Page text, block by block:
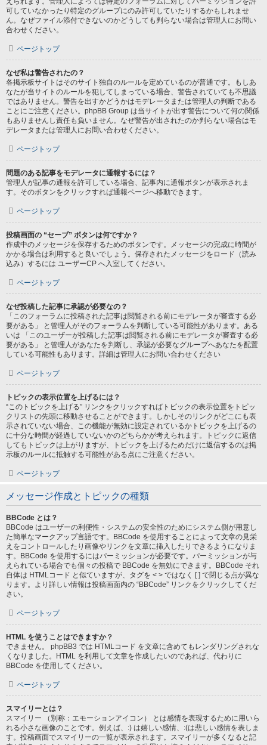
可していなかったり特定のグループにのみ許可していたりするかもしれませ
ん。なぜファイル添付できないのかどうしても判らない場合は管理人にお問い
合わせください。
ページトップ
なぜ私は警告されたの？
各掲示板サイトはそのサイト独自のルールを定めているのが普通です。もしあ
なたが当サイトのルールを犯してしまっている場合、警告されていても不思議
ではありません。警告を出すかどうかはモデレータまたは管理人の判断である
ことにご注意ください。phpBB Group は当サイトが出す警告について何の関係
もありませんし責任も負いません。なぜ警告が出されたのか判らない場合はモ
デレータまたは管理人にお問い合わせください。
ページトップ
問題のある記事をモデレータに通報するには？
管理人が記事の通報を許可している場合、記事内に通報ボタンが表示されま
す。そのボタンをクリックすれば通報ページへ移動できます。
ページトップ
投稿画面の “セーブ” ボタンは何ですか？
作成中のメッセージを保存するためのボタンです。メッセージの完成に時間が
かかる場合は利用すると良いでしょう。保存されたメッセージをロード（読み
込み）するには ユーザーCP へ入室してください。
ページトップ
なぜ投稿した記事に承認が必要なの？
「このフォーラムに投稿された記事は閲覧される前にモデレータが審査する必
要がある」 と管理人がそのフォーラムを判断している可能性があります。ある
いは 「このユーザーが投稿した記事は閲覧される前にモデレータが審査する必
要がある」 と管理人があなたを判断し、承認が必要なグループへあなたを配置
している可能性もあります。詳細は管理人にお問い合わせください
ページトップ
トピックの表示位置を上げるには？
“このトピックを上げる” リンクをクリックすればトピックの表示位置をトピッ
クリストの先頭に移動させることができます。しかしそのリンクがどこにも表
示されていない場合、この機能が無効に設定されているかトピックを上げるの
に十分な時間が経過していないかのどちらかが考えられます。トピックに返信
してもトピックは上がりますが、トピックを上げるためだけに返信するのは掲
示板のルールに抵触する可能性がある点にご注意ください。
ページトップ
メッセージ作成とトピックの種類
BBCode とは？
BBCode はユーザーの利便性・システムの安全性のためにシステム側が用意し
た簡単なマークアップ言語です。BBCode を使用することによって文章の見栄
えをコントロールしたり画像やリンクを文章に挿入したりできるようになりま
す。BBCode を使用するにはパーミッションが必要です。パーミッションが与
えられている場合でも個々の投稿で BBCode を無効にできます。BBCode それ
自体は HTMLコード と似ていますが、タグを < > ではなく [ ] で閉じる点が異な
ります。より詳しい情報は投稿画面内の “BBCode” リンクをクリックしてくだ
さい。
ページトップ
HTML を使うことはできますか？
できません。 phpBB3 では HTMLコード を文章に含めてもレンダリングされな
くなりました。HTML を利用して文章を作成したいのであれば、代わりに
BBCode を使用してください。
ページトップ
スマイリーとは？
スマイリー （別称：エモーションアイコン） とは感情を表現するために用いら
れる小さな画像のことです。例えば、:) は嬉しい感情、:(は悲しい感情を表しま
す。投稿画面でスマイリーの一覧が表示されます。スマイリーが多くなると記